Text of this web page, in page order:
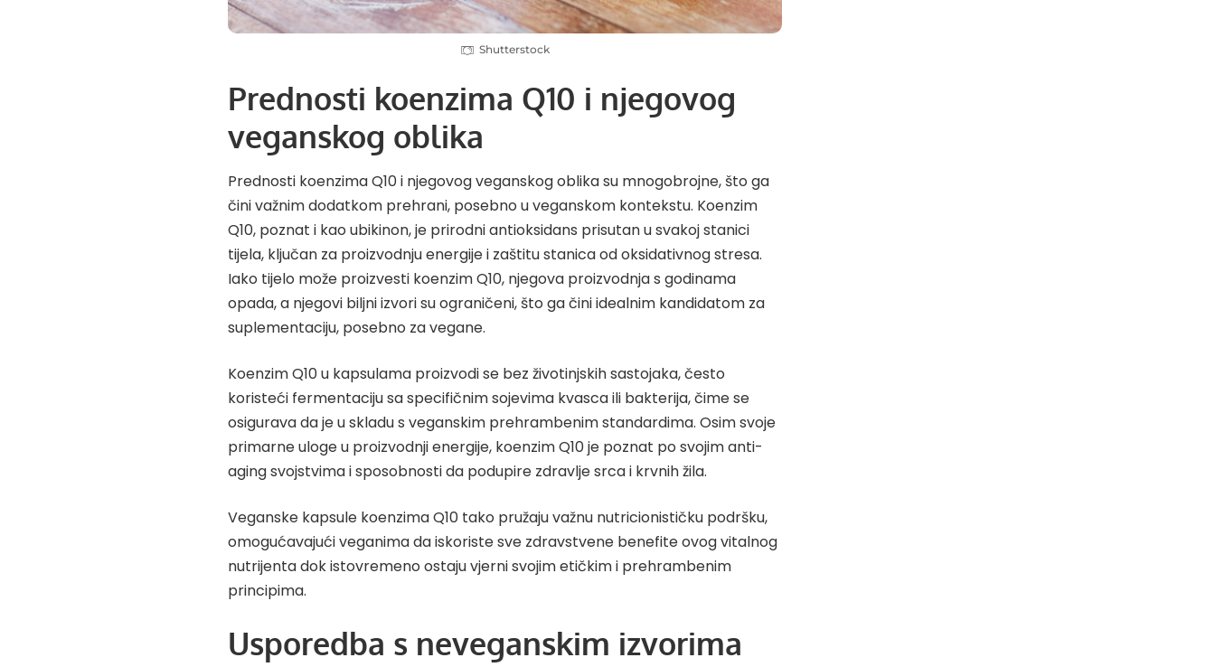
Shutterstock
Prednosti koenzima Q10 i njegovog
veganskog oblika
Prednosti koenzima Q10 i njegovog veganskog oblika su mnogobrojne, što ga
čini važnim dodatkom prehrani, posebno u veganskom kontekstu. Koenzim
Q10, poznat i kao ubikinon, je prirodni antioksidans prisutan u svakoj stanici
tijela, ključan za proizvodnju energije i zaštitu stanica od oksidativnog stresa.
Iako tijelo može proizvesti koenzim Q10, njegova proizvodnja s godinama
opada, a njegovi biljni izvori su ograničeni, što ga čini idealnim kandidatom za
suplementaciju, posebno za vegane.
Koenzim Q10 u kapsulama proizvodi se bez životinjskih sastojaka, često
koristeći fermentaciju sa specifičnim sojevima kvasca ili bakterija, čime se
osigurava da je u skladu s veganskim prehrambenim standardima. Osim svoje
primarne uloge u proizvodnji energije, koenzim Q10 je poznat po svojim anti-
aging svojstvima i sposobnosti da podupire zdravlje srca i krvnih žila.
Veganske kapsule koenzima Q10 tako pružaju važnu nutricionističku podršku,
omogućavajući veganima da iskoriste sve zdravstvene benefite ovog vitalnog
nutrijenta dok istovremeno ostaju vjerni svojim etičkim i prehrambenim
principima.
Usporedba s neveganskim izvorima